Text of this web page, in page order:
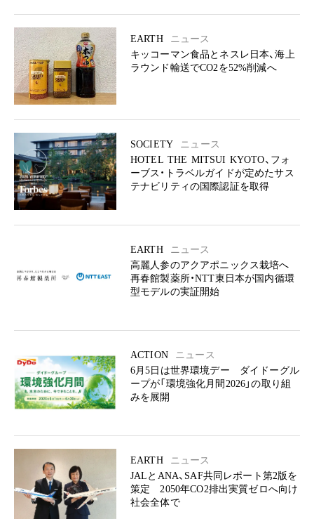
EARTH
ニュース
キッコーマン食品とネスレ日本、海上
ラウンド輸送でCO2を52%削減へ
SOCIETY
ニュース
HOTEL THE MITSUI KYOTO、フォ
ーブス・トラベルガイドが定めたサス
テナビリティの国際認証を取得
EARTH
ニュース
高麗人参のアクアポニックス栽培へ
再春館製薬所・NTT東日本が国内循環
型モデルの実証開始
ACTION
ニュース
6月5日は世界環境デー ダイドーグル
ープが「環境強化月間2026」の取り組
みを展開
EARTH
ニュース
JALとANA、SAF共同レポート第2版を
策定 2050年CO2排出実質ゼロへ向け
社会全体で